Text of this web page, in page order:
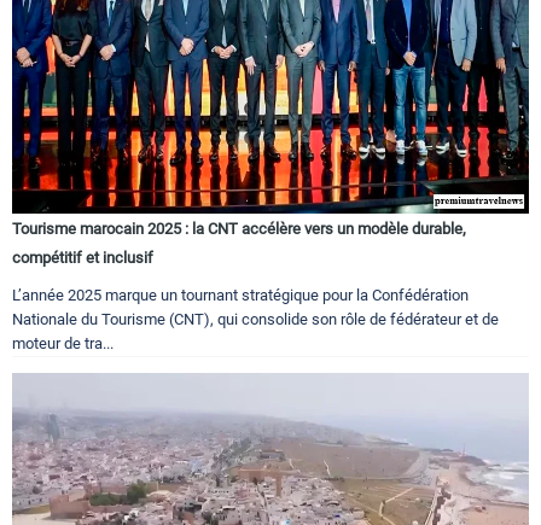
Tourisme marocain 2025 : la CNT accélère vers un modèle durable,
compétitif et inclusif
L’année 2025 marque un tournant stratégique pour la Confédération
Nationale du Tourisme (CNT), qui consolide son rôle de fédérateur et de
moteur de tra...